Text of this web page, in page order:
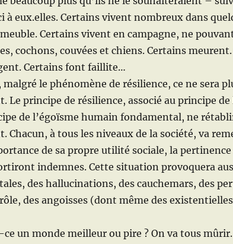
à eux.elles. Certains vivent nombreux dans
Certains vivent en campagne, ne
cochons, couvées et chiens. Certains
Certains font faillite…
malgré le phénomène de résilience, ce ne sera
Le principe de résilience, associé au principe de
de l’égoïsme humain fondamental, ne
Chacun, à tous les niveaux de la société, va
de sa propre utilité sociale, la pertinence
indemnes. Cette situation provoquera
des hallucinations, des cauchemars, des
des angoisses (dont même des
ce un monde meilleur ou pire ? On va tous mûrir.